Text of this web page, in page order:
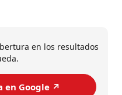
en los resultados
en Google ↗️